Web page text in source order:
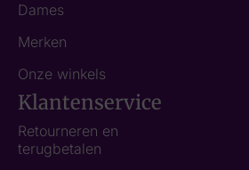
Dames
Merken
Onze winkels
Klantenservice
Retourneren en
terugbetalen